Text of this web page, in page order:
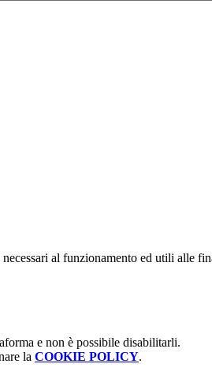
al funzionamento ed utili alle
e non è possibile disabilitarli.
la COOKIE POLICY.